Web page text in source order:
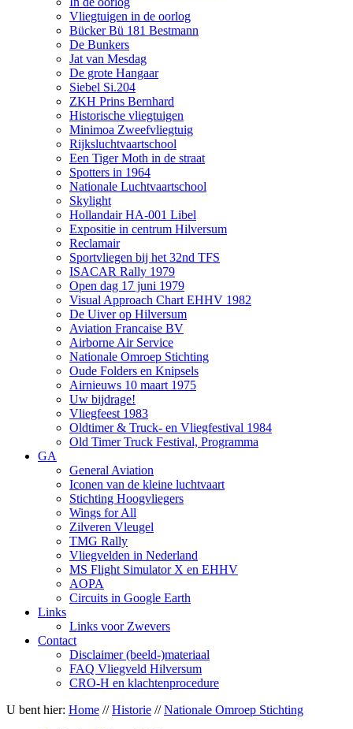
Vliegtuigen in de oorlog
Bücker Bü 181 Bestmann
De Bunkers
Jat van Mesdag
De grote Hangaar
Siebel Si.204
ZKH Prins Bernhard
Historische vliegtuigen
Minimoa Zweefvliegtuig
Rijksluchtvaartschool
Een Tiger Moth in de straat
Spotters in 1964
Nationale Luchtvaartschool
Skylight
Hollandair HA-001 Libel
Expositie in centrum Hilversum
Reclamair
Sportvliegen bij het 32nd TFS
ISACAR Rally 1979
Open dag 17 juni 1979
Visual Approach Chart EHHV 1982
De Uiver op Hilversum
Aviation Francaise BV
Airborne Air Service
Nationale Omroep Stichting
Oude Folders en Knipsels
Airnieuws 10 maart 1975
Uw bijdrage!
Vliegfeest 1983
Oldtimer & Truck- en Vliegfestival 1984
Old Timer Truck Festival, Programma
GA
General Aviation
Iconen van de kleine luchtvaart
Stichting Hoogvliegers
Wings for All
Zilveren Vleugel
TMG Rally
Vliegvelden in Nederland
MS Flight Simulator X en EHHV
AOPA
Circuits in Google Earth
Links
Links voor Zwevers
Contact
Disclaimer (beeld-)materiaal
FAQ Vliegveld Hilversum
CRO-H en klachtenprocedure
U bent hier: Home //Historie //Nationale Omroep Stichting